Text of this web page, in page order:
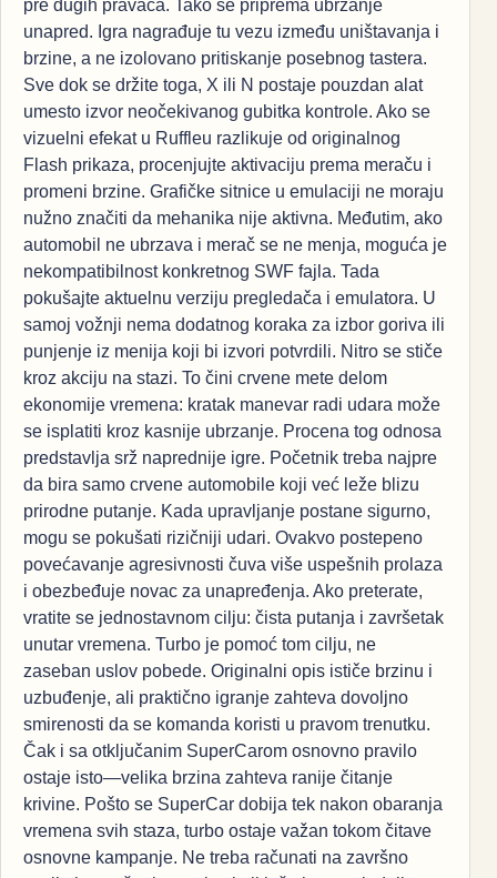
pre dugih pravaca. Tako se priprema ubrzanje
unapred. Igra nagrađuje tu vezu između uništavanja i
brzine, a ne izolovano pritiskanje posebnog tastera.
Sve dok se držite toga, X ili N postaje pouzdan alat
umesto izvor neočekivanog gubitka kontrole. Ako se
vizuelni efekat u Ruffleu razlikuje od originalnog
Flash prikaza, procenjujte aktivaciju prema meraču i
promeni brzine. Grafičke sitnice u emulaciji ne moraju
nužno značiti da mehanika nije aktivna. Međutim, ako
automobil ne ubrzava i merač se ne menja, moguća je
nekompatibilnost konkretnog SWF fajla. Tada
pokušajte aktuelnu verziju pregledača i emulatora. U
samoj vožnji nema dodatnog koraka za izbor goriva ili
punjenje iz menija koji bi izvori potvrdili. Nitro se stiče
kroz akciju na stazi. To čini crvene mete delom
ekonomije vremena: kratak manevar radi udara može
se isplatiti kroz kasnije ubrzanje. Procena tog odnosa
predstavlja srž naprednije igre. Početnik treba najpre
da bira samo crvene automobile koji već leže blizu
prirodne putanje. Kada upravljanje postane sigurno,
mogu se pokušati rizičniji udari. Ovakvo postepeno
povećavanje agresivnosti čuva više uspešnih prolaza
i obezbeđuje novac za unapređenja. Ako preterate,
vratite se jednostavnom cilju: čista putanja i završetak
unutar vremena. Turbo je pomoć tom cilju, ne
zaseban uslov pobede. Originalni opis ističe brzinu i
uzbuđenje, ali praktično igranje zahteva dovoljno
smirenosti da se komanda koristi u pravom trenutku.
Čak i sa otključanim SuperCarom osnovno pravilo
ostaje isto—velika brzina zahteva ranije čitanje
krivine. Pošto se SuperCar dobija tek nakon obaranja
vremena svih staza, turbo ostaje važan tokom čitave
osnovne kampanje. Ne treba računati na završno